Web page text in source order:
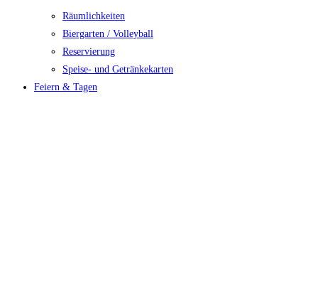
Räumlichkeiten
Biergarten / Volleyball
Reservierung
Speise- und Getränkekarten
Feiern & Tagen